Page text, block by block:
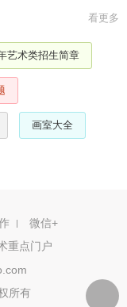
看更多
艺术类招生简章
画室大全
微信+
重点门户
所有